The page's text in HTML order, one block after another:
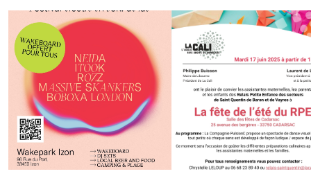
20 MARS 2025 09:00
La grande lessive
Lire la suite
9 MARS 2025
ASSOCIATIONS
LOTO Du HBC Izon
Lire la suite